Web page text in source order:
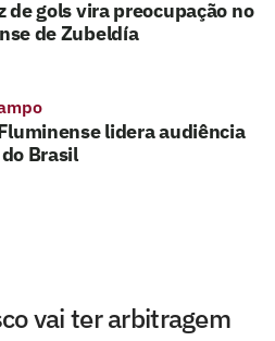
de gols vira preocupação no
de Zubeldía
lidera audiência
Brasil
vai ter arbitragem